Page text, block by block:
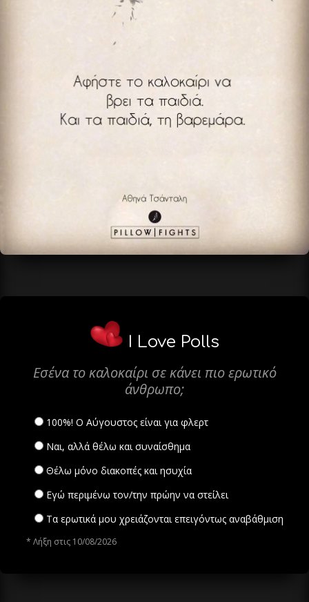
I Love Polls
Εσένα το καλοκαίρι σε κάνει πιο ερωτικό
άνθρωπο;
100%! Ο Αύγουστος είναι για φλερτ
Ναι, αλλά θέλω και συναίσθημα
Θέλω μόνο διακοπές και ησυχία
Εγώ περιμένω τον/την πρώην να στείλει
Τα ερωτικά μου χρειάζονται επειγόντως αναβάθμιση
* Λήξη στις 10/08/2026